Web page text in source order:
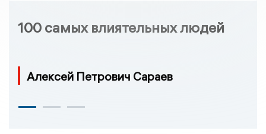
100 самых влиятельных людей
Алексей Петрович Сараев